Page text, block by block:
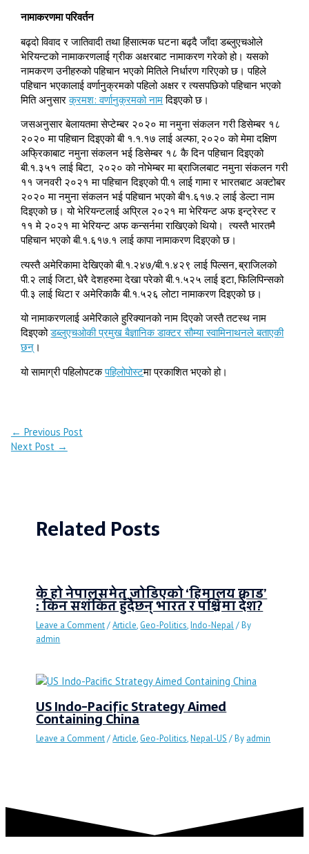
नामाकरणमा परिवर्तन
बढ्दो विवाद र जातिवादी तथा हिंसात्मक घटना बढ्दै जाँदा डब्लुएचओले
भेरियन्टको नामाकरणलाई ग्रीक अक्षरबाट नामाकरण गरेको हो। यसको
नामकरण उनीहरुको पहिचान भएको मितिले निर्धारण गरिएको छ। पहिले
पहिचान भएकालाई वर्णानुक्रमको पहिलो अक्षर र त्यसपछिको पहिचान भएको
मिति अनुसारक्रमश: वर्णानुक्रमको नामदिइएको छ।
जसअनुसार बेलायतमा सेप्टेम्बर २०२० मा नमुना संकलन गरी डिसेम्बर १८
२०२० मा पहिचान दिइएको बी १.१.१७ लाई अल्फा, २०२० को मेमा दक्षिण
अफ्रिकाबाट नमुना संकलन भई डिसेम्बर १८ कै दिन पहिचान दिइएको
बी.१.३५१ लाई बिटा, २०२० को नोभेम्बर मा ब्राजिलबाट नमुना संकलन गरी
११ जनवरी २०२१ मा पहिचान दिइएको पी.१ लाई गामा र भारतबाट अक्टोबर
२०२० मा नमुना संकलन भई पहिचान भएको बी१.६१७.२ लाई डेल्टा नाम
दिइएको छ। यो भेरियन्टलाई अप्रिल २०२१ मा भेरियन्ट अफ इन्ट्रेस्ट र
११ मे २०२१ मा भेरियन्ट अफ कन्सर्नमा राखिएको थियो। त्यस्तै भारतमै
पहिचान भएको बी.१.६१७.१ लाई कापा नामाकरण दिइएको छ।
त्यस्तै अमेरिकामा देखिएको बी.१.२४७/बी.१.४२९ लाई पिल्सन, ब्राजिलको
पी.२ लाई जिटा, धेरै देशहरुमा देखा परेको बी.१.५२५ लाई इटा, फिलिपिन्सको
पी.३ लाई थिटा र अमेरिकाकै बी.१.५२६ लोटा नामाकरण दिइएको छ।
यो नामाकरणलाई अमेरिकाले हुरिक्यानको नाम दिएको जस्तै तटस्थ नाम
दिइएकोडब्लुएचओकी प्रमुख बैज्ञानिक डाक्टर सौम्या स्वामिनाथनले बताएकी
छन् ।
यो सामाग्री पहिलोपटकपहिलोपोस्टमा प्रकाशित भएको हो।
← Previous Post
Next Post →
Related Posts
के हो नेपालसमेत जोडिएको ‘हिमालय क्वाड’
: किन सशंकित हुँदैछन् भारत र पश्चिमा देश?
Leave a Comment/Article, Geo-Politics,Indo-Nepal/ By
admin
US Indo-Pacific Strategy Aimed
Containing China
Leave a Comment/Article, Geo-Politics,Nepal-US / By admin